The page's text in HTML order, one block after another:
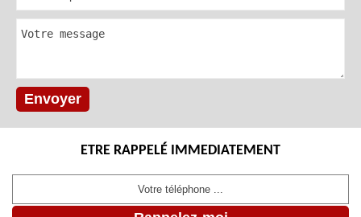
ETRE RAPPELÉ IMMEDIATEMENT